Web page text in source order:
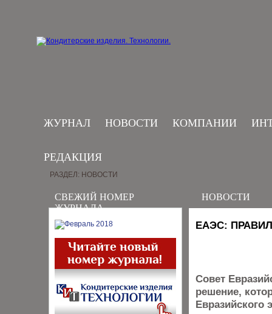
ЖУРНАЛ НОВОСТИ КОМПАНИИ
РЕДАКЦИЯ
СВЕЖИЙ НОМЕР
ЖУРНАЛА
РАЗДЕЛ: НОВОСТИ
НОВОСТИ
ЕАЭС:
Совет
решение,
Евразийского